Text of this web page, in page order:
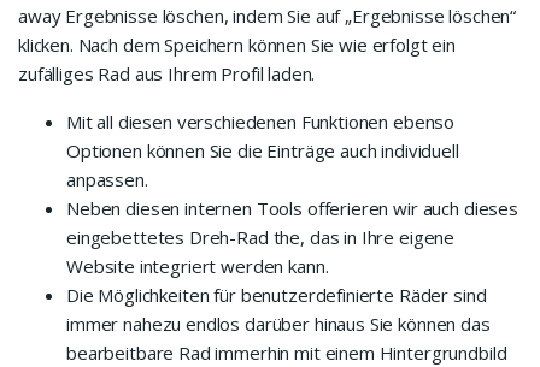
away Ergebnisse löschen, indem Sie auf „Ergebnisse löschen“
klicken. Nach dem Speichern können Sie wie erfolgt ein
zufälliges Rad aus Ihrem Profil laden.
Mit all diesen verschiedenen Funktionen ebenso
Optionen können Sie die Einträge auch individuell
anpassen.
Neben diesen internen Tools offerieren wir auch dieses
eingebettetes Dreh-Rad the, das in Ihre eigene
Website integriert werden kann.
Die Möglichkeiten für benutzerdefinierte Räder sind
immer nahezu endlos darüber hinaus Sie können das
bearbeitbare Rad immerhin mit einem Hintergrundbild